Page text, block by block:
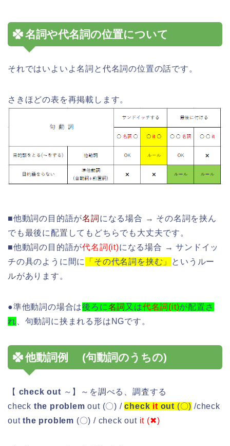
名詞や代名詞の位置について
それではいよいよ名詞と代名詞の位置の話です。
さきほどの表を再掲載します。
■他動詞の目的語が名詞 になる場合 → その名詞を挟ん
でも最後に配置してもどちらでも大丈夫です。
■他動詞の目的語が代名詞(it)になる場合 → サンドイッ
チの具のように間に
「その代名詞を挟む」
というルー
ルがあります。
●準他動詞の場合は後ろに名詞 又は代名詞(it)が配置さ
れ 、句動詞に挟まれる形はNGです。
他動詞例 (句動詞のうちの)
【 check out ～】～を調べる、調査する
check the problem out (〇) /check it out (〇) /check
outthe problem (〇) / check out it (✖)